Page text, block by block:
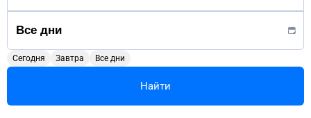
Сегодня Завтра Все дни
Найти